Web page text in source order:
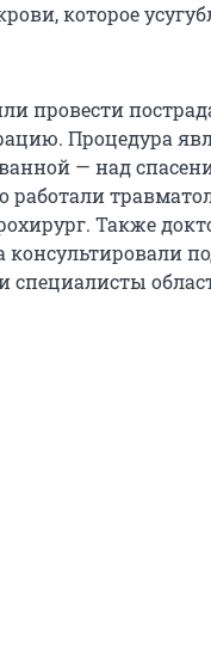
которое
провести
Процедура
— над
работали
Также
консультировали
специалисты